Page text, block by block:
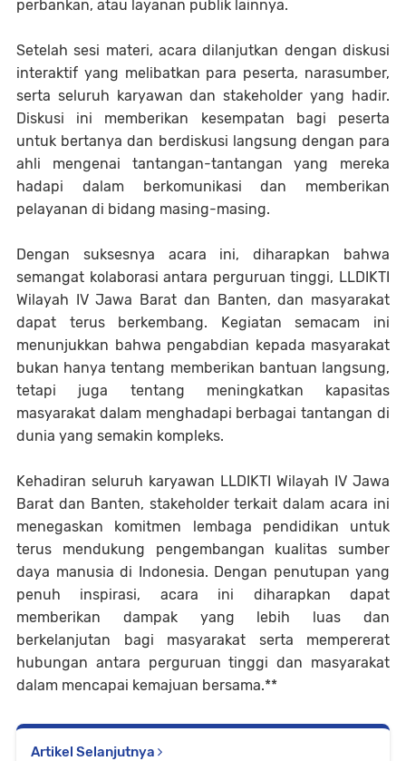
perbankan, atau layanan publik lainnya.
Setelah sesi materi, acara dilanjutkan dengan diskusi
interaktif yang melibatkan para peserta, narasumber,
serta seluruh karyawan dan stakeholder yang hadir.
Diskusi ini memberikan kesempatan bagi peserta
untuk bertanya dan berdiskusi langsung dengan para
ahli mengenai tantangan-tantangan yang mereka
hadapi dalam berkomunikasi dan memberikan
pelayanan di bidang masing-masing.
Dengan suksesnya acara ini, diharapkan bahwa
semangat kolaborasi antara perguruan tinggi, LLDIKTI
Wilayah IV Jawa Barat dan Banten, dan masyarakat
dapat terus berkembang. Kegiatan semacam ini
menunjukkan bahwa pengabdian kepada masyarakat
bukan hanya tentang memberikan bantuan langsung,
tetapi juga tentang meningkatkan kapasitas
masyarakat dalam menghadapi berbagai tantangan di
dunia yang semakin kompleks.
Kehadiran seluruh karyawan LLDIKTI Wilayah IV Jawa
Barat dan Banten, stakeholder terkait dalam acara ini
menegaskan komitmen lembaga pendidikan untuk
terus mendukung pengembangan kualitas sumber
daya manusia di Indonesia. Dengan penutupan yang
penuh inspirasi, acara ini diharapkan dapat
memberikan dampak yang lebih luas dan
berkelanjutan bagi masyarakat serta mempererat
hubungan antara perguruan tinggi dan masyarakat
dalam mencapai kemajuan bersama.**
Artikel Selanjutnya